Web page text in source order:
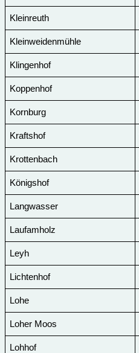
Kleinreuth
Kleinweidenmühle
Klingenhof
Koppenhof
Kornburg
Kraftshof
Krottenbach
Königshof
Langwasser
Laufamholz
Leyh
Lichtenhof
Lohe
Loher Moos
Lohhof